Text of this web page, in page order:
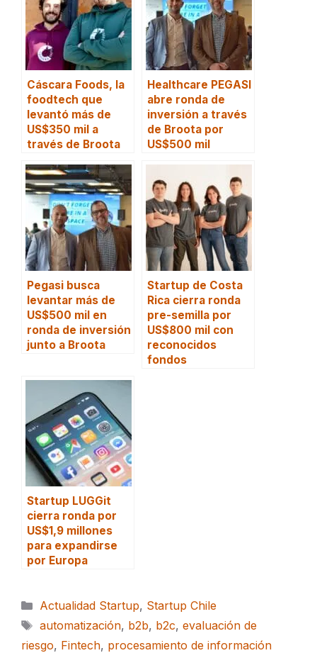
Cáscara Foods, la
foodtech que
levantó más de
US$350 mil a
través de Broota
Healthcare PEGASI
abre ronda de
inversión a través
de Broota por
US$500 mil
Pegasi busca
levantar más de
US$500 mil en
ronda de inversión
junto a Broota
Startup de Costa
Rica cierra ronda
pre-semilla por
US$800 mil con
reconocidos
fondos
Startup LUGGit
cierra ronda por
US$1,9 millones
para expandirse
por Europa
Categorías
Actualidad Startup, Startup Chile
Etiquetas
automatización, b2b, b2c, evaluación de
riesgo, Fintech, procesamiento de información